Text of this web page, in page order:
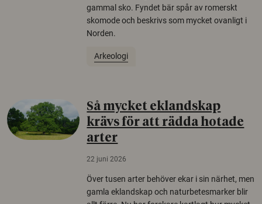
gammal sko. Fyndet bär spår av romerskt
skomode och beskrivs som mycket ovanligt i
Norden.
Arkeologi
Så mycket eklandskap
krävs för att rädda hotade
arter
22 juni 2026
Över tusen arter behöver ekar i sin närhet, men
gamla eklandskap och naturbetesmarker blir